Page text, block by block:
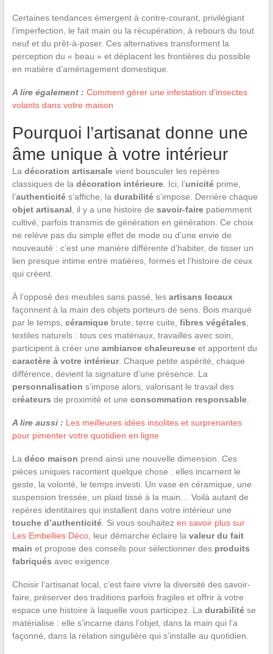
Certaines tendances émergent à contre-courant, privilégiant
l’imperfection, le fait main ou la récupération, à rebours du tout
neuf et du prêt-à-poser. Ces alternatives transforment la
perception du « beau » et déplacent les frontières du possible
en matière d’aménagement domestique.
A lire également : Comment gérer une infestation d'insectes
volants dans votre maison
Pourquoi l’artisanat donne une
âme unique à votre intérieur
La décoration artisanalevient bousculer les repères
classiques de la décoration intérieure. Ici, l’unicitéprime,
l’authenticités’affiche, la durabilités’impose. Derrière chaque
objet artisanal , il y a une histoire de savoir-fairepatiemment
cultivé, parfois transmis de génération en génération. Ce choix
ne relève pas du simple effet de mode ou d’une envie de
nouveauté : c’est une manière différente d’habiter, de tisser un
lien presque intime entre matières, formes et l’histoire de ceux
qui créent.
À l’opposé des meubles sans passé, les artisans locaux
façonnent à la main des objets porteurs de sens. Bois marqué
par le temps, céramiquebrute, terre cuite, fibres végétales
textiles naturels : tous ces matériaux, travaillés avec soin,
participent à créer une ambiance chaleureuseet apportent du
caractère à votre intérieur. Chaque petite aspérité, chaque
différence, devient la signature d’une présence. La
personnalisation s’impose alors, valorisant le travail des
créateurs de proximité et une consommation responsable.
A lire aussi : Les meilleures idées insolites et surprenantes
pour pimenter votre quotidien en ligne
La déco maison prend ainsi une nouvelle dimension. Ces
pièces uniques racontent quelque chose : elles incarnent le
geste, la volonté, le temps investi. Un vase en céramique, une
suspension tressée, un plaid tissé à la main… Voilà autant de
repères identitaires qui installent dans votre intérieur une
touche d’authenticité. Si vous souhaitez en savoir plus sur
Les Embellies Déco, leur démarche éclaire la valeur du fait
main et propose des conseils pour sélectionner des produits
fabriqués avec exigence.
Choisir l’artisanat local, c’est faire vivre la diversité des savoir-
faire, préserver des traditions parfois fragiles et offrir à votre
espace une histoire à laquelle vous participez. La durabilitése
matérialise : elle s’incarne dans l’objet, dans la main qui l’a
façonné, dans la relation singulière qui s’installe au quotidien.